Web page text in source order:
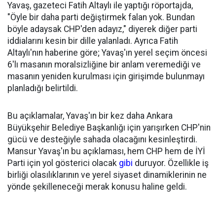
Yavaş, gazeteci Fatih Altaylı ile yaptığı röportajda,
"Öyle bir daha parti değiştirmek falan yok. Bundan
böyle adaysak CHP'den adayız," diyerek diğer parti
iddialarını kesin bir dille yalanladı. Ayrıca Fatih
Altaylı'nın haberine göre; Yavaş'ın yerel seçim öncesi
6'lı masanın moralsizliğine bir anlam veremediği ve
masanın yeniden kurulması için girişimde bulunmayı
planladığı belirtildi.
Bu açıklamalar, Yavaş'ın bir kez daha Ankara
Büyükşehir Belediye Başkanlığı için yarışırken CHP'nin
gücü ve desteğiyle sahada olacağını kesinleştirdi.
Mansur Yavaş'ın bu açıklaması, hem CHP hem de İYİ
Parti için yol gösterici olacak gibi duruyor. Özellikle iş
birliği olasılıklarının ve yerel siyaset dinamiklerinin ne
yönde şekilleneceği merak konusu haline geldi.